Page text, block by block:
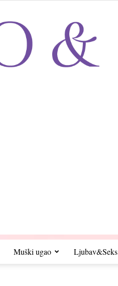
Muški ugao Ljubav&Seks